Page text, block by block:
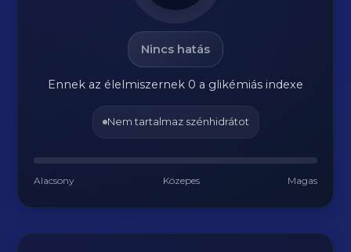
Nincs hatás
Ennek az élelmiszernek 0 a glikémiás indexe
Nem tartalmaz szénhidrátot
Alacsony Közepes Magas